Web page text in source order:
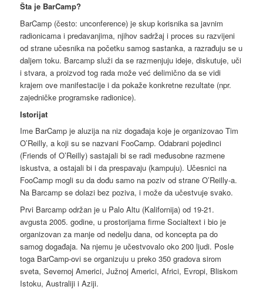
Šta je BarCamp?
BarCamp (često: unconference) je skup korisnika sa javnim
radionicama i predavanjima, njihov sadržaj i proces su razvijeni
od strane učesnika na početku samog sastanka, a razrađuju se u
daljem toku. Barcamp služi da se razmenjuju ideje, diskutuje, uči
i stvara, a proizvod tog rada može već delimično da se vidi
krajem ove manifestacije i da pokaže konkretne rezultate (npr.
zajedničke programske radionice).
Istorijat
Ime BarCamp je aluzija na niz događaja koje je organizovao Tim
O’Reilly, a koji su se nazvani FooCamp. Odabrani pojedinci
(Friends of O’Reilly) sastajali bi se radi međusobne razmene
iskustva, a ostajali bi i da prespavaju (kampuju). Učesnici na
FooCamp mogli su da dođu samo na poziv od strane O’Reilly-a.
Na Barcamp se dolazi bez poziva, i može da učestvuje svako.
Prvi Barcamp održan je u Palo Altu (Kalifornija) od 19-21.
avgusta 2005. godine, u prostorijama firme Socialtext i bio je
organizovan za manje od nedelju dana, od koncepta pa do
samog događaja. Na njemu je učestvovalo oko 200 ljudi. Posle
toga BarCamp-ovi se organizuju u preko 350 gradova sirom
sveta, Severnoj Americi, Južnoj Americi, Africi, Evropi, Bliskom
Istoku, Australiji i Aziji.